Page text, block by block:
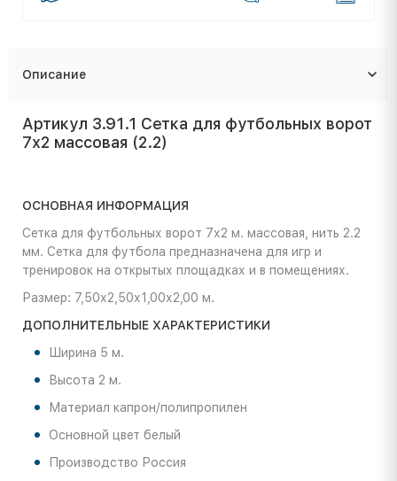
Описание
Артикул 3.91.1 Сетка для футбольных ворот
7х2 массовая (2.2)
ОСНОВНАЯ ИНФОРМАЦИЯ
Сетка для футбольных ворот 7х2 м. массовая, нить 2.2
мм. Сетка для футбола предназначена для игр и
тренировок на открытых площадках и в помещениях.
Размер: 7,50х2,50х1,00х2,00 м.
ДОПОЛНИТЕЛЬНЫЕ ХАРАКТЕРИСТИКИ
Ширина 5 м.
Высота 2 м.
Материал капрон/полипропилен
Основной цвет белый
Производство Россия